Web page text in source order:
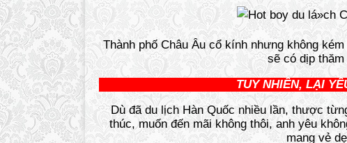
Thành phố Châu Âu cổ kính nhưng không
sẽ có dịp
TUY NHIÊN, LẠI
Dù đã du lịch Hàn Quốc nhiều lần, thược
thúc, muốn đến mãi không thôi, anh yêu
mang vẻ